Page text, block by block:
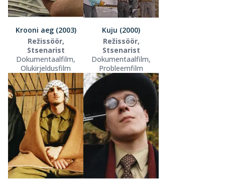
Krooni aeg (2003)
Režissöör,
Stsenarist
Dokumentaalfilm,
Olukirjeldusfilm
Kuju (2000)
Režissöör,
Stsenarist
Dokumentaalfilm,
Probleemfilm